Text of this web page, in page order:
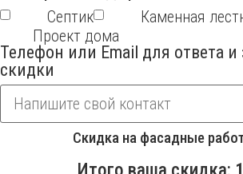
Септик
Каменная
Проект дома
Телефон или Email для ответа и
скидки
Скидка на фасадные